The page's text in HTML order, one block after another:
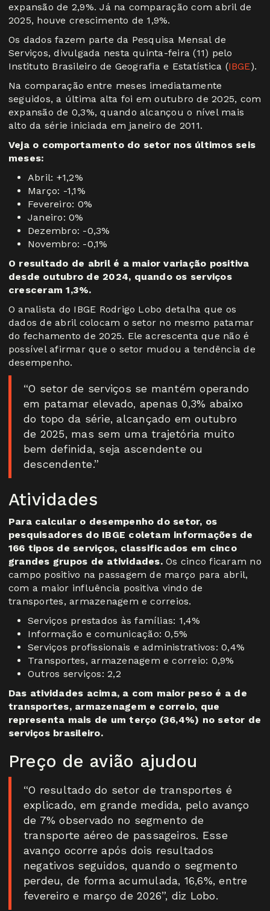
expansão de 2,9%. Já na comparação com abril de
2025, houve crescimento de 1,9%.
Os dados fazem parte da Pesquisa Mensal de
Serviços, divulgada nesta quinta-feira (11) pelo
Instituto Brasileiro de Geografia e Estatística (IBGE).
Na comparação entre meses imediatamente
seguidos, a última alta foi em outubro de 2025, com
expansão de 0,3%, quando alcançou o nível mais
alto da série iniciada em janeiro de 2011.
Veja o comportamento do setor nos últimos seis
meses:
Abril: +1,2%
Março: -1,1%
Fevereiro: 0%
Janeiro: 0%
Dezembro: -0,3%
Novembro: -0,1%
O resultado de abril é a maior variação positiva
desde outubro de 2024, quando os serviços
cresceram 1,3%.
O analista do IBGE Rodrigo Lobo detalha que os
dados de abril colocam o setor no mesmo patamar
do fechamento de 2025. Ele acrescenta que não é
possível afirmar que o setor mudou a tendência de
desempenho.
“O setor de serviços se mantém operando
em patamar elevado, apenas 0,3% abaixo
do topo da série, alcançado em outubro
de 2025, mas sem uma trajetória muito
bem definida, seja ascendente ou
descendente.”
Atividades
Para calcular o desempenho do setor, os
pesquisadores do IBGE coletam informações de
166 tipos de serviços, classificados em cinco
grandes grupos de atividades.Os cinco ficaram no
campo positivo na passagem de março para abril,
com a maior influência positiva vindo de
transportes, armazenagem e correios.
Serviços prestados às famílias: 1,4%
Informação e comunicação: 0,5%
Serviços profissionais e administrativos: 0,4%
Transportes, armazenagem e correio: 0,9%
Outros serviços: 2,2
Das atividades acima, a com maior peso é a de
transportes, armazenagem e correio, que
representa mais de um terço (36,4%) no setor de
serviços brasileiro.
Preço de avião ajudou
“O resultado do setor de transportes é
explicado, em grande medida, pelo avanço
de 7% observado no segmento de
transporte aéreo de passageiros. Esse
avanço ocorre após dois resultados
negativos seguidos, quando o segmento
perdeu, de forma acumulada, 16,6%, entre
fevereiro e março de 2026”, diz Lobo.